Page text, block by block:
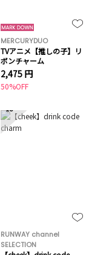
MERCURYDUO
TVアニメ【推しの子】リ
ボンチャーム
2,475 円
50%OFF
18
RUNWAY channel
SELECTION